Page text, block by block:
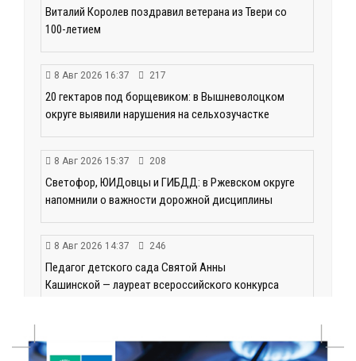
Виталий Королев поздравил ветерана из Твери со
100-летием
8 Авг 2026 16:37 217
20 гектаров под борщевиком: в Вышневолоцком
округе выявили нарушения на сельхозучастке
8 Авг 2026 15:37 208
Светофор, ЮИДовцы и ГИБДД: в Ржевском округе
напомнили о важности дорожной дисциплины
8 Авг 2026 14:37 246
Педагог детского сада Святой Анны
Кашинской — лауреат всероссийского конкурса
Тверские экологи сняли на видео медвежий обед